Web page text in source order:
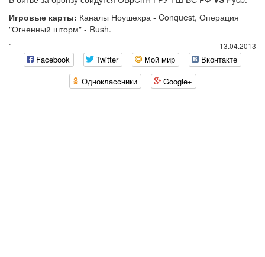
Игровые карты: Каналы Ноушехра - Conquest, Операция
"Огненный шторм" - Rush.
13.04.2013
`
Facebook Twitter Мой мир
Вконтакте
Одноклассники
Google+